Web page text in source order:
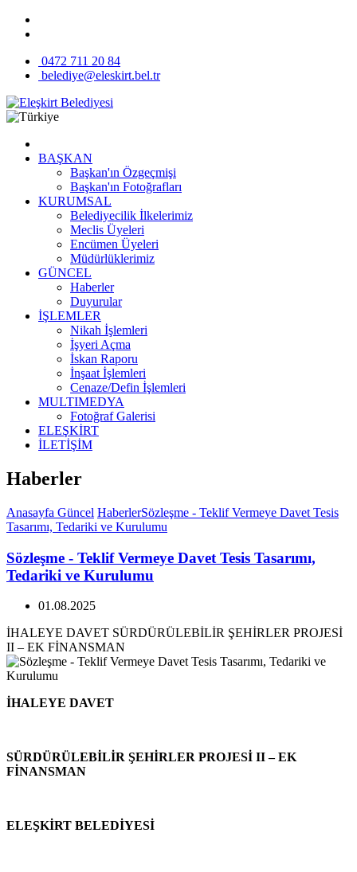
0472 711 20 84
belediye@eleskirt.bel.tr
BAŞKAN
Başkan'ın Özgeçmişi
Başkan'ın Fotoğrafları
KURUMSAL
Belediyecilik İlkelerimiz
Meclis Üyeleri
Encümen Üyeleri
Müdürlüklerimiz
GÜNCEL
Haberler
Duyurular
İŞLEMLER
Nikah İşlemleri
İşyeri Açma
İskan Raporu
İnşaat İşlemleri
Cenaze/Defin İşlemleri
MULTIMEDYA
Fotoğraf Galerisi
ELEŞKİRT
İLETİŞİM
Haberler
Anasayfa Güncel HaberlerSözleşme - Teklif Vermeye Davet Tesis
Tasarımı, Tedariki ve Kurulumu
Sözleşme - Teklif Vermeye Davet Tesis Tasarımı,
Tedariki ve Kurulumu
01.08.2025
İHALEYE DAVET SÜRDÜRÜLEBİLİR ŞEHİRLER PROJESİ
II – EK FİNANSMAN
İHALEYE DAVET
SÜRDÜRÜLEBİLİR ŞEHİRLER PROJESİ II – EK
FİNANSMAN
ELEŞKİRT BELEDİYESİ